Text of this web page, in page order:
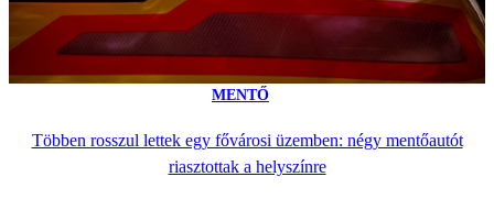
MENTŐ
Többen rosszul lettek egy fővárosi üzemben: négy mentőautót
riasztottak a helyszínre